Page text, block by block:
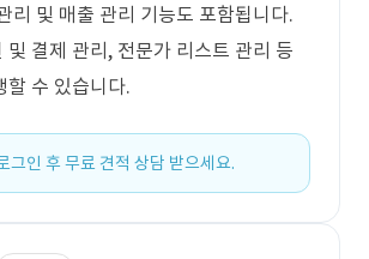
리 및 매출 관리 기능도 포함됩니다.
및 결제 관리, 전문가 리스트 관리 등
할 수 있습니다.
그인 후 무료 견적 상담 받으세요.